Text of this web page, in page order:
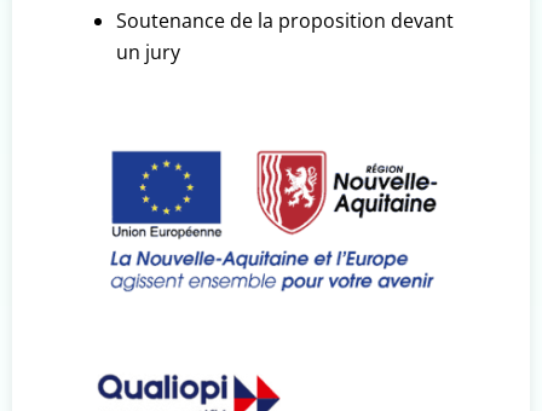
Soutenance de la proposition devant
un jury